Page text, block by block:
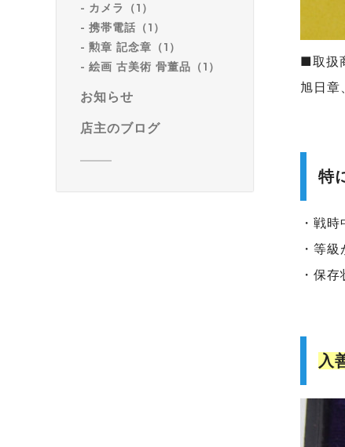
カメラ（1）
携帯電話（1）
勲章 記念章（1）
絵画 古美術 骨董品（1）
お知らせ
店主のブログ
■取扱
旭日章、
特
・戦
・等
・保
入